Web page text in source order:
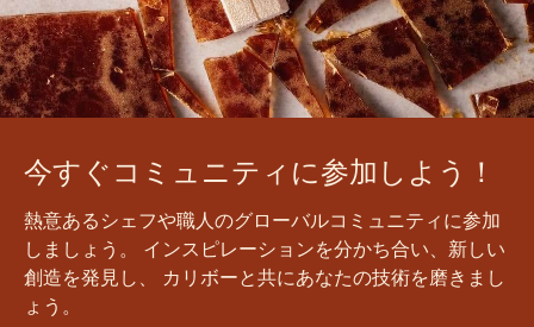
今すぐコミュニティに参加しよう！
熱意あるシェフや職人のグローバルコミュニティに参加
しましょう。 インスピレーションを分かち合い、新しい
創造を発見し、 カリボーと共にあなたの技術を磨きまし
ょう。